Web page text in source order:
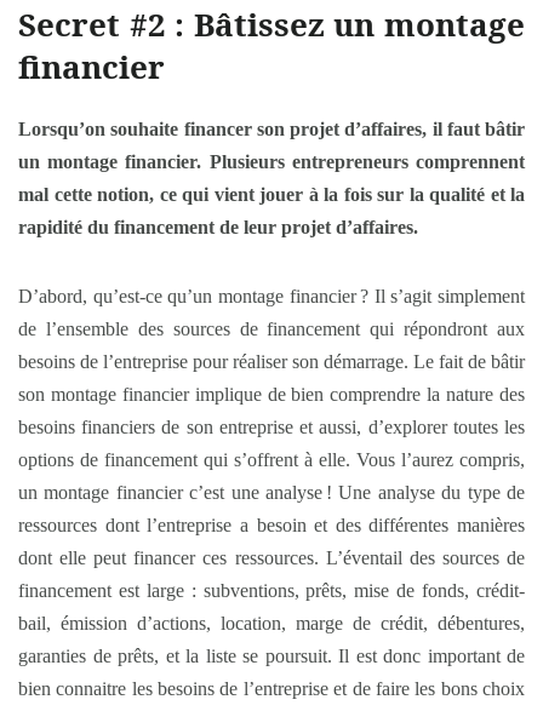
Secret #2 : Bâtissez un montage
financier
Lorsqu’on souhaite financer son projet d’affaires, il faut bâtir
un montage financier. Plusieurs entrepreneurs comprennent
mal cette notion, ce qui vient jouer à la fois sur la qualité et la
rapidité du financement de leur projet d’affaires.
D’abord, qu’est-ce qu’un montage financier ? Il s’agit simplement
de l’ensemble des sources de financement qui répondront aux
besoins de l’entreprise pour réaliser son démarrage. Le fait de bâtir
son montage financier implique de bien comprendre la nature des
besoins financiers de son entreprise et aussi, d’explorer toutes les
options de financement qui s’offrent à elle. Vous l’aurez compris,
un montage financier c’est une analyse ! Une analyse du type de
ressources dont l’entreprise a besoin et des différentes manières
dont elle peut financer ces ressources. L’éventail des sources de
financement est large : subventions, prêts, mise de fonds, crédit-
bail, émission d’actions, location, marge de crédit, débentures,
garanties de prêts, et la liste se poursuit. Il est donc important de
bien connaitre les besoins de l’entreprise et de faire les bons choix